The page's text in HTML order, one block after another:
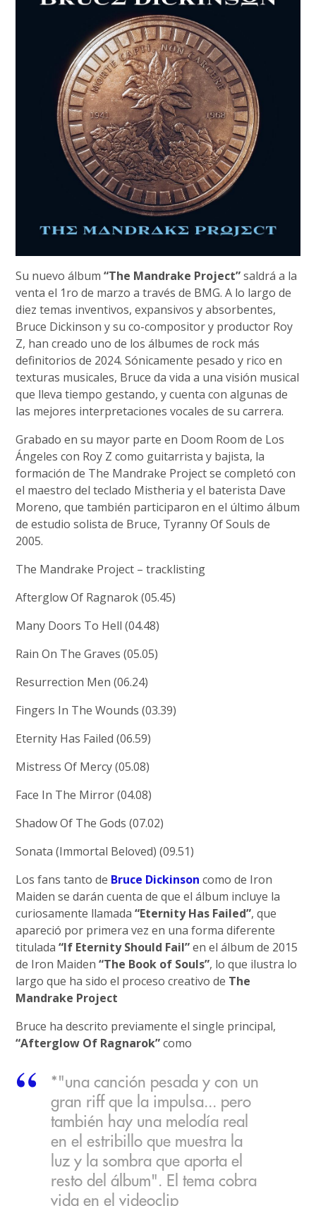
Su nuevo álbum“The Mandrake Project”saldrá a la
venta el 1ro de marzo a través de BMG. A lo largo de
diez temas inventivos, expansivos y absorbentes,
Bruce Dickinson y su co-compositor y productor Roy
Z, han creado uno de los álbumes de rock más
definitorios de 2024. Sónicamente pesado y rico en
texturas musicales, Bruce da vida a una visión musical
que lleva tiempo gestando, y cuenta con algunas de
las mejores interpretaciones vocales de su carrera.
Grabado en su mayor parte en Doom Room de Los
Ángeles con Roy Z como guitarrista y bajista, la
formación de The Mandrake Project se completó con
el maestro del teclado Mistheria y el baterista Dave
Moreno, que también participaron en el último álbum
de estudio solista de Bruce, Tyranny Of Souls de
2005.
The Mandrake Project – tracklisting
Afterglow Of Ragnarok (05.45)
Many Doors To Hell (04.48)
Rain On The Graves (05.05)
Resurrection Men (06.24)
Fingers In The Wounds (03.39)
Eternity Has Failed (06.59)
Mistress Of Mercy (05.08)
Face In The Mirror (04.08)
Shadow Of The Gods (07.02)
Sonata (Immortal Beloved) (09.51)
Los fans tanto de Bruce Dickinson como de Iron
Maiden se darán cuenta de que el álbum incluye la
curiosamente llamada“Eternity Has Failed”, que
apareció por primera vez en una forma diferente
titulada“If Eternity Should Fail”en el álbum de 2015
de Iron Maiden“The Book of Souls”, lo que ilustra lo
largo que ha sido el proceso creativo de The
Mandrake Project
Bruce ha descrito previamente el single principal,
“Afterglow Of Ragnarok”como
*"una canción pesada y con un
gran riff que la impulsa... pero
también hay una melodía real
en el estribillo que muestra la
luz y la sombra que aporta el
resto del álbum". El tema cobra
vida en el videoclip